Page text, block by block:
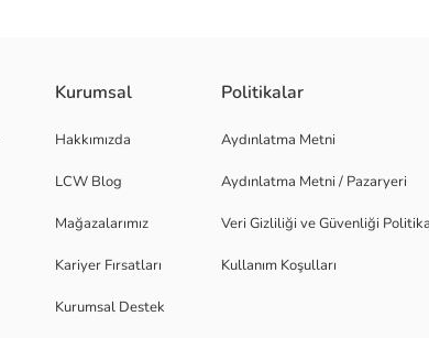
Kurumsal
Hakkımızda
LCW Blog
Mağazalarımız
Kariyer Fırsatları
Kurumsal Destek
Politikalar
Aydınlatma Metni
Aydınlatma Metni / Pazaryeri
Veri Gizliliği ve Güvenliği
Kullanım Koşulları